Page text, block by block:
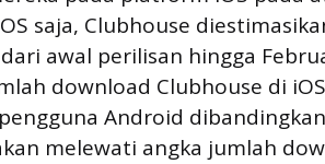
saja, Clubhouse
awal perilisan hingga
download Clubhouse di
Android
melewati angka jumlah